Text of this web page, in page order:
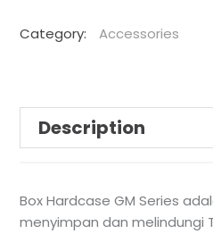
Category: Accessories
Description
Box Hardcase GM Series
menyimpan dan melindungi